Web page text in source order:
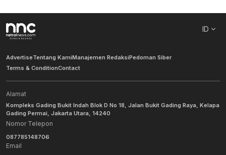
ID
AdvertiseTentang KamiManajemen RedaksiPedoman Siber
Terms & ConditionContact
Alamat
Kompleks Gading Bukit Indah Blok D No 18, Jalan Bukit Gading Raya, Kelapa
Gading Permai, Jakarta Utara, 14240
Nomor Telepon
087785148706
Email